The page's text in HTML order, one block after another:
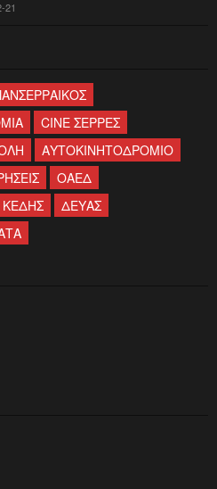
21
CINE ΣΕΡΡΕΣ
ΑΥΤΟΚΙΝΗΤΟΔΡΟΜΙΟ
ΟΑΕΔ
ΚΕΔΗΣ
ΔΕΥΑΣ